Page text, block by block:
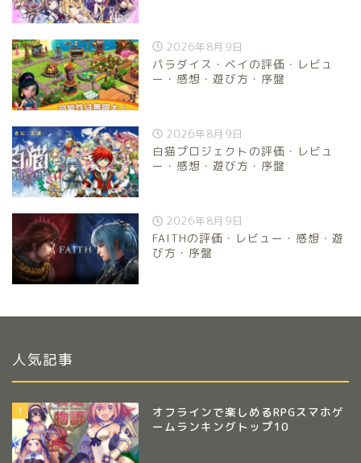
2026年8月9日
パラダイス・ベイの評価・レビュ
ー・感想・遊び方・序盤
2026年8月9日
白猫プロジェクトの評価・レビュ
ー・感想・遊び方・序盤
2026年8月9日
FAITHの評価・レビュー・感想・遊
び方・序盤
人気記事
1
オフラインで楽しめるRPGスマホゲ
ームランキングトップ10